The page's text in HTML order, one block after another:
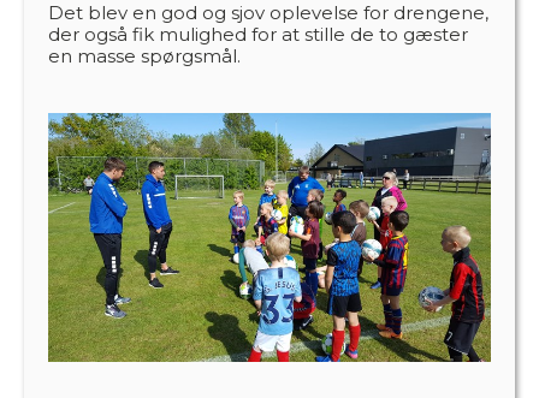
Det blev en god og sjov oplevelse for drengene,
der også fik mulighed for at stille de to gæster
en masse spørgsmål.